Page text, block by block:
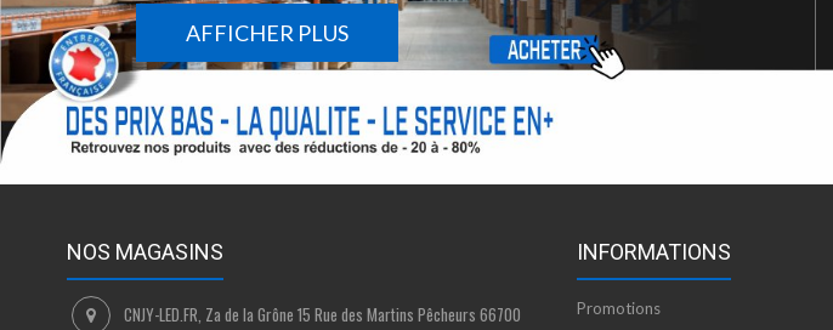
AFFICHER PLUS
NOS MAGASINS
CNJY-LED.FR, Za de la Grône 15 Rue des Martins Pêcheurs 66700
INFORMATIONS
Promotions